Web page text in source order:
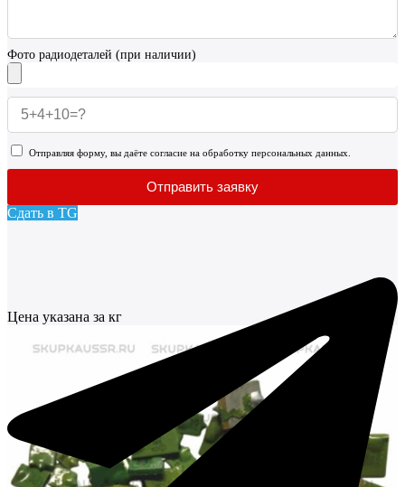
Фото радиодеталей (при наличии)
Отправляя форму, вы даёте согласие на обработку персональных данных.
Отправить заявку
Сдать в TG
Цена указана за кг